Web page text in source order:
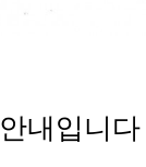
내입니다